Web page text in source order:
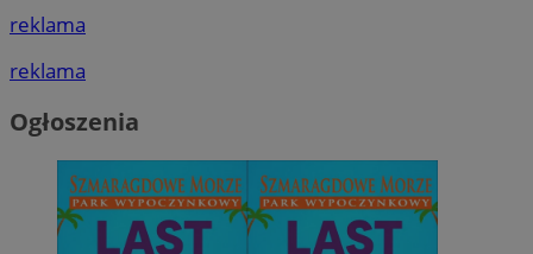
reklama
reklama
Ogłoszenia